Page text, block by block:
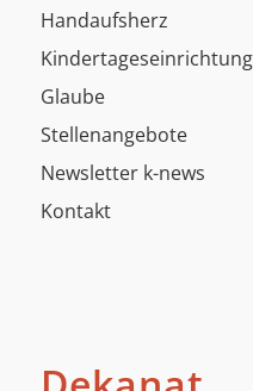
Handaufsherz
Glaube
Stellenangebote
Newsletter k-news
Kontakt